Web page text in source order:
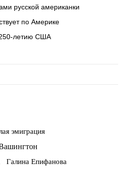
русской американки
по Америке
250-летию США
эмиграция
Галина Епифанова